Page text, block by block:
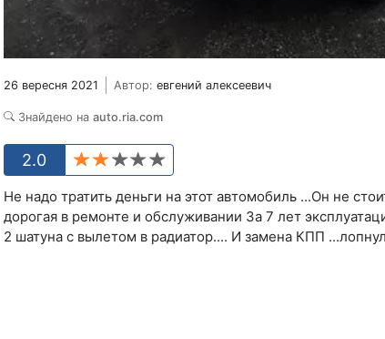
26 вересня 2021 Автор: евгений алексеевич
Знайдено на auto.ria.com
2.0
Не надо тратить деньги на этот автомобиль ...Он не
дорогая в ремонте и обслуживании За 7 лет
2 шатуна с вылетом в радиатор.... И замена КПП